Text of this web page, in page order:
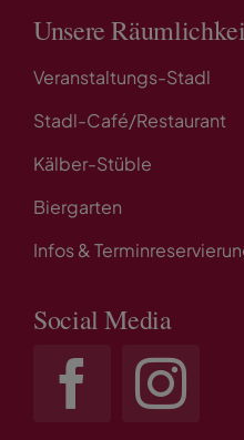
Unsere
Veranstaltungs-Stadl
Stadl-Café/Restaurant
Kälber-Stüble
Biergarten
Infos &
Social Media